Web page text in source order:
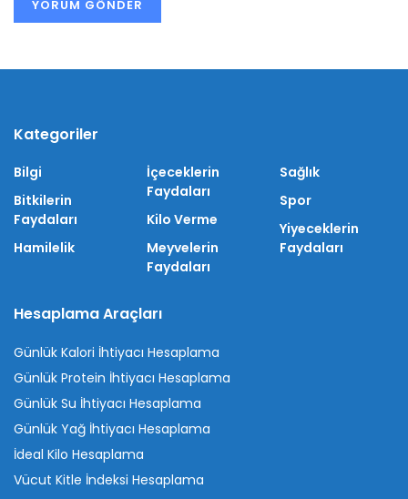
Kategoriler
Bilgi
Bitkilerin
Faydaları
Hamilelik
İçeceklerin
Faydaları
Kilo Verme
Meyvelerin
Faydaları
Sağlık
Spor
Yiyeceklerin
Faydaları
Hesaplama Araçları
Günlük Kalori İhtiyacı Hesaplama
Günlük Protein İhtiyacı Hesaplama
Günlük Su İhtiyacı Hesaplama
Günlük Yağ İhtiyacı Hesaplama
İdeal Kilo Hesaplama
Vücut Kitle İndeksi Hesaplama